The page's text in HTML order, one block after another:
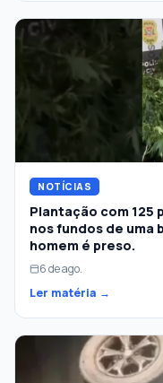
NOTÍCIAS
Plantação com 125
nos fundos de uma
homem é preso.
6 de ago.
Ler matéria →